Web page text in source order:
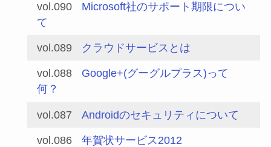
vol.090
Microsoft社のサポート期限につい
て
vol.089 クラウドサービスとは
vol.088
Google+(グーグルプラス)って
何？
vol.087 Androidのセキュリティについて
vol.086 年賀状サービス2012